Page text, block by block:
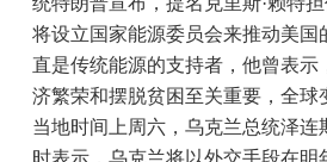
将设立国家能源委员会来推动美国
直是传统能源的支持者，他曾表示
济繁荣和摆脱贫困至关重要，全球
当地时间上周六，乌克兰总统泽连
时表示，乌克兰将以外交手段在明